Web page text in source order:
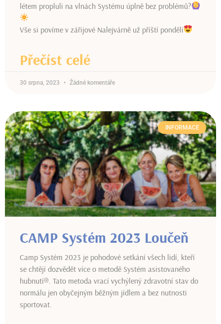
létem propluli na vlnách Systému úplně bez problémů?
Vše si povíme v zářijové Nalejvárně už příští pondělí
Přečíst celé
30 srpna, 2023 Žádné komentáře
INFORMACE
CAMP Systém 2023 Loučeň
Camp Systém 2023 je pohodové setkání všech lidí, kteří
se chtějí dozvědět více o metodě Systém asistovaného
hubnutí®. Tato metoda vrací vychýlený zdravotní stav do
normálu jen obyčejným běžným jídlem a bez nutnosti
sportovat.